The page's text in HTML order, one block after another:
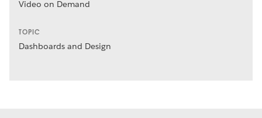
Video on Demand
TOPIC
Dashboards and Design